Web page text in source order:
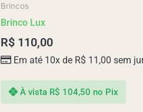
Brincos
Brinco Lux
R$ 110,00
Em até 10x de R$ 11,00 sem
À vista R$ 104,50 no Pix